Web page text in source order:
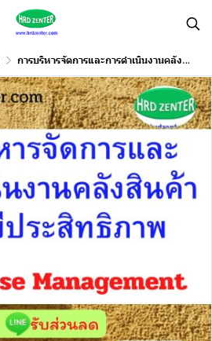
การบริหารจัดการและการดำเนินงานคลังสินค้าอย่างมีประสิทธิภาพ (Warehouse Management)